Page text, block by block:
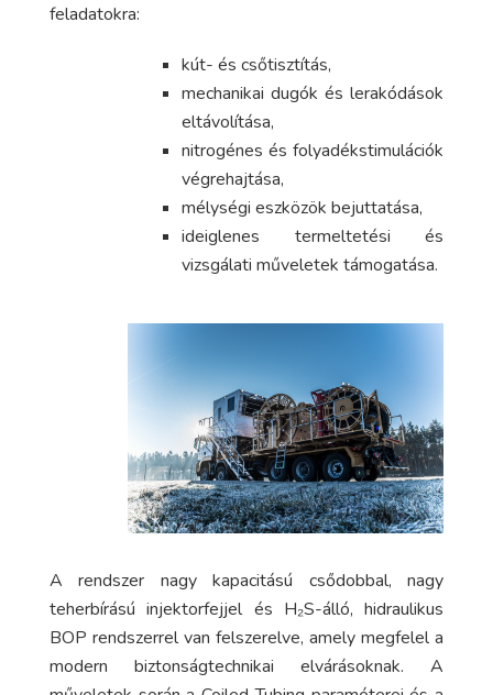
feladatokra:
kút- és csőtisztítás,
mechanikai dugók és lerakódások
eltávolítása,
nitrogénes és folyadékstimulációk
végrehajtása,
mélységi eszközök bejuttatása,
ideiglenes termeltetési és
vizsgálati műveletek támogatása.
A rendszer nagy kapacitású csődobbal, nagy
teherbírású injektorfejjel és H₂S-álló, hidraulikus
BOP rendszerrel van felszerelve, amely megfelel a
modern biztonságtechnikai elvárásoknak. A